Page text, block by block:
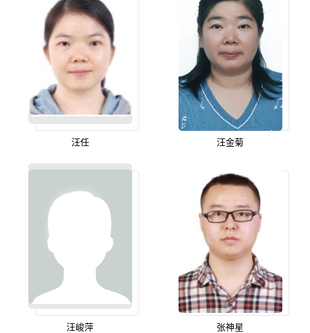
汪任 汪金菊
汪峻萍 张神星